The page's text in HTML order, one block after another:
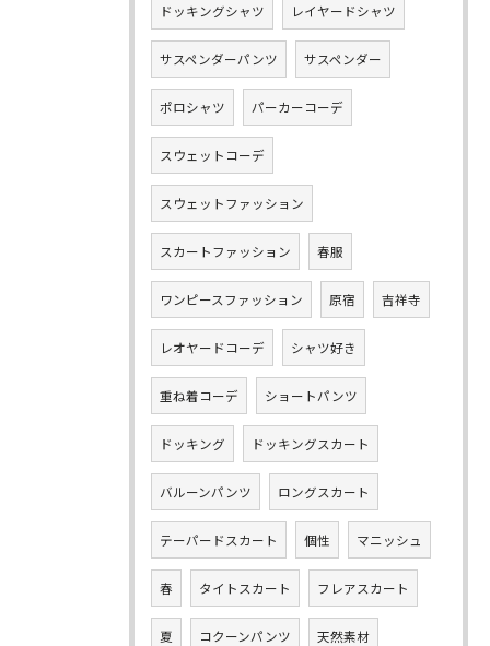
ドッキングシャツ レイヤードシャツ
サスペンダーパンツ サスペンダー
ポロシャツ パーカーコーデ
スウェットコーデ
スウェットファッション
スカートファッション 春服
ワンピースファッション 原宿 吉祥寺
レオヤードコーデ シャツ好き
重ね着コーデ ショートパンツ
ドッキング ドッキングスカート
バルーンパンツ ロングスカート
テーパードスカート 個性 マニッシュ
春 タイトスカート フレアスカート
夏 コクーンパンツ 天然素材